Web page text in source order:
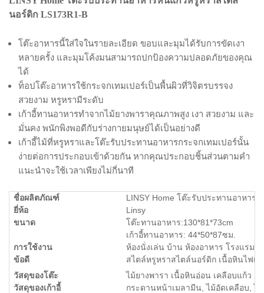
นอร์ดิก LS173R1-B
โต๊ะอาหารนี้ใส่ใจในรายละเอียด ขอบและมุมได้รับการขัดเงา
หลายครั้ง และมุมโค้งมนสามารถปกป้องความปลอดภัยของคุณ
ได้
ท็อปโต๊ะอาหารใช้กระจกเทมเปอร์เป็นพื้นผิวที่วิจิตรบรรจง
สวยงาม หรูหรามีระดับ
เก้าอี้ทานอาหารทำจากไม้ยางพาราคุณภาพสูง เงา สวยงาม และ
มั่นคง พนักพิงพอดีกับร่างกายมนุษย์ได้เป็นอย่างดี
เก้าอี้ไม้ที่หรูหราและโต๊ะรับประทานอาหารกระจกเทมเปอร์นั้น
ง่ายต่อการประกอบเข้าด้วยกัน หากคุณประกอบชิ้นส่วนตามคำ
แนะนำจะใช้เวลาเพียงไม่กี่นาที
ชื่อผลิตภัณฑ์
LINSY Home โต๊ะรับประทานอาหาร
ยี่ห้อ
Linsy
ขนาด
โต๊ะทานอาหาร:130*81*73cm
เก้าอี้ทานอาหาร: 44*50*87ซม.
การใช้งาน
ห้องนั่งเล่น บ้าน ห้องอาหาร โรงแรม
ข้อดี
สไตล์หรูหราสไตล์นอร์ดิก เนื้อหินไฟเบ
วัสดุของโต๊ะ
ไม้ยางพารา เนื้อหินอ่อน เคลือบแก้ว
วัสดุของเก้าอี้
กระดานหน้าเมลามีน, ไม้อัดเคลือบ, ไ